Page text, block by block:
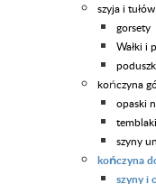
szyja i tułów
gorsety
Wałki i
kończyna
opaski
szyny
kończyna
szyny i